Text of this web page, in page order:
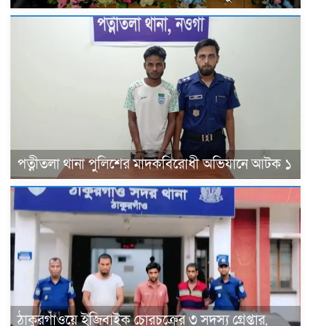
পত্নীতলা থানা পুলিশের মাদকবিরোধী অভিযানে আটক ১
ঠাকুরগাঁওয়ে ইজিবাইক চোরচক্রের ৩ সদস্য গ্রেপ্তার,